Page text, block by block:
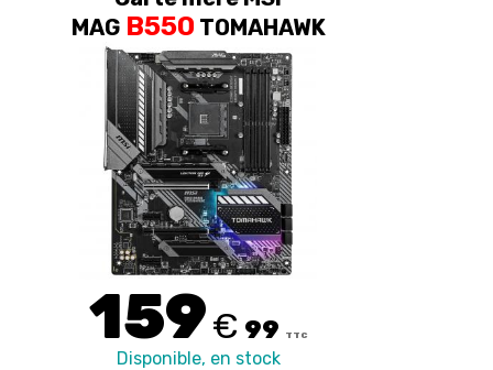
MAG B550 TOMAHAWK
159€ 99 TTC
Disponible, en stock